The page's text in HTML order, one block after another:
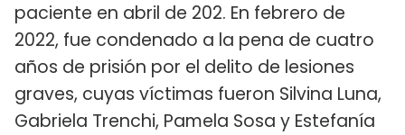
paciente en abril de 202. En febrero de
2022, fue condenado a la pena de cuatro
años de prisión por el delito de lesiones
graves, cuyas víctimas fueron Silvina Luna,
Gabriela Trenchi, Pamela Sosa y Estefanía